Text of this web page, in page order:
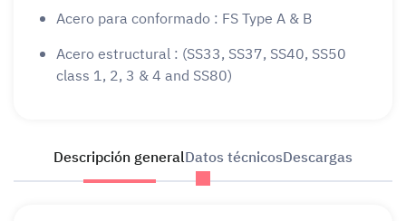
Acero para conformado : FS Type A & B
Acero estructural : (SS33, SS37, SS40, SS50
class 1, 2, 3 & 4 and SS80)
Descripción generalDatos técnicosDescargas